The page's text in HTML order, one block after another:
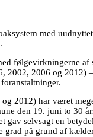
med
følgevirkningerne
2006 og 2012)
2012) har været
den 19. juni to 30
gav selvsagt en
grad på grund af